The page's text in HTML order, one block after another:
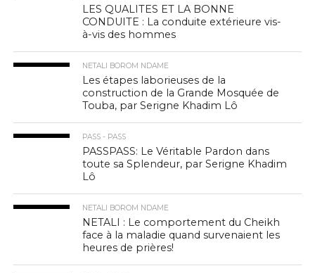
LES QUALITES ET LA BONNE
CONDUITE : La conduite extérieure vis-
à-vis des hommes
NETALI BOROM NDAME
Les étapes laborieuses de la
construction de la Grande Mosquée de
Touba, par Serigne Khadim Lô
PASS - PASS
PASSPASS: Le Véritable Pardon dans
toute sa Splendeur, par Serigne Khadim
Lô
NETALI BOROM NDAME
NETALI : Le comportement du Cheikh
face à la maladie quand survenaient les
heures de prières!